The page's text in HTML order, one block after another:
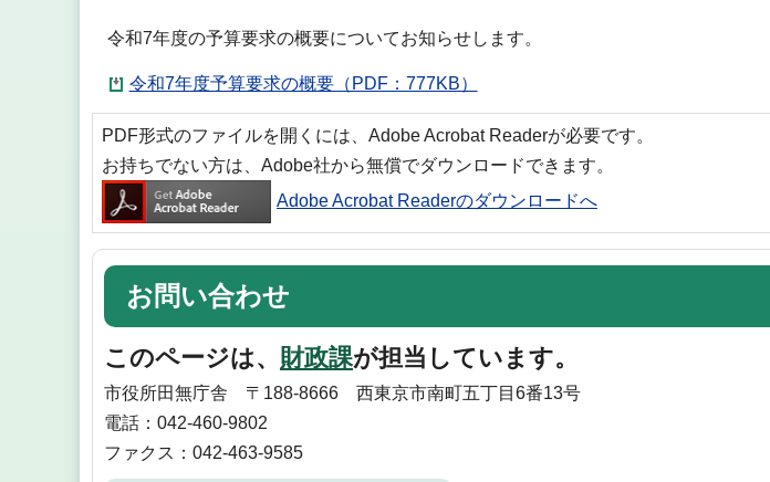
令和7年度の予算要求の概要についてお知らせします。
令和7年度予算要求の概要（PDF：777KB）
PDF形式のファイルを開くには、Adobe Acrobat Readerが必要です。
お持ちでない方は、Adobe社から無償でダウンロードできます。
Adobe Acrobat Readerのダウンロードへ
お問い合わせ
このページは、 財政課が担当しています。
市役所田無庁舎 〒188-8666 西東京市南町五丁目6番13号
電話：042-460-9802
ファクス：042-463-9585